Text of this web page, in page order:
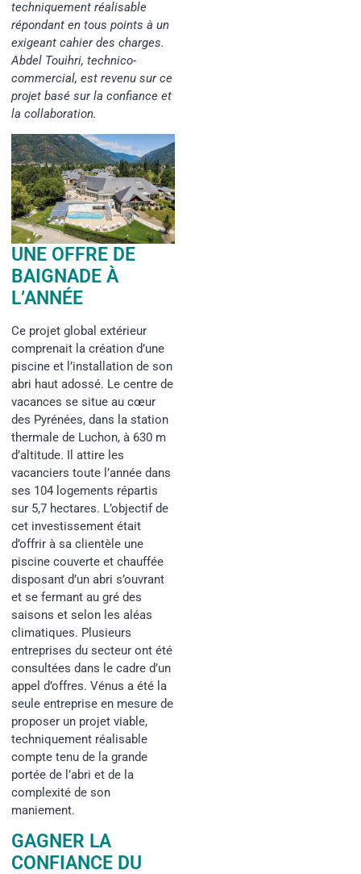
techniquement réalisable
répondant en tous points à un
exigeant cahier des charges.
Abdel Touihri, technico-
commercial, est revenu sur ce
projet basé sur la confiance et
la collaboration.
UNE OFFRE DE
BAIGNADE À
L’ANNÉE
Ce projet global extérieur
comprenait la création d’une
piscine et l’installation de son
abri haut adossé. Le centre de
vacances se situe au cœur
des Pyrénées, dans la station
thermale de Luchon, à 630 m
d’altitude. Il attire les
vacanciers toute l’année dans
ses 104 logements répartis
sur 5,7 hectares. L’objectif de
cet investissement était
d’offrir à sa clientèle une
piscine couverte et chauffée
disposant d’un abri s’ouvrant
et se fermant au gré des
saisons et selon les aléas
climatiques. Plusieurs
entreprises du secteur ont été
consultées dans le cadre d’un
appel d’offres. Vénus a été la
seule entreprise en mesure de
proposer un projet viable,
techniquement réalisable
compte tenu de la grande
portée de l’abri et de la
complexité de son
maniement.
GAGNER LA
CONFIANCE DU